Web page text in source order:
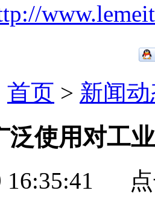
首页 > 新闻
泛使用对工
16:35:41